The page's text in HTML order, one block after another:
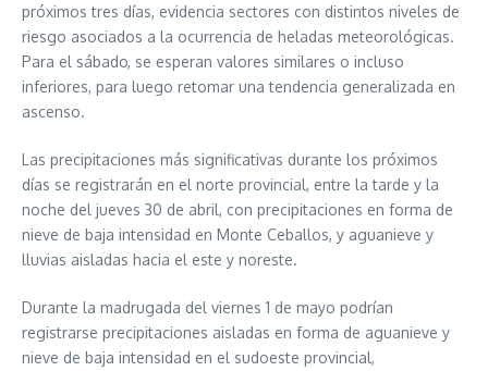
próximos tres días, evidencia sectores con distintos niveles de
riesgo asociados a la ocurrencia de heladas meteorológicas.
Para el sábado, se esperan valores similares o incluso
inferiores, para luego retomar una tendencia generalizada en
ascenso.
Las precipitaciones más significativas durante los próximos
días se registrarán en el norte provincial, entre la tarde y la
noche del jueves 30 de abril, con precipitaciones en forma de
nieve de baja intensidad en Monte Ceballos, y aguanieve y
lluvias aisladas hacia el este y noreste.
Durante la madrugada del viernes 1 de mayo podrían
registrarse precipitaciones aisladas en forma de aguanieve y
nieve de baja intensidad en el sudoeste provincial,